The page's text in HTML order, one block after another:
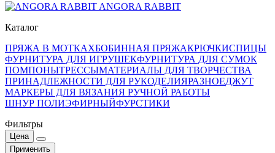
ANGORA RABBIT
Каталог
ПРЯЖА В МОТКАХБОБИННАЯ ПРЯЖАКРЮЧКИСПИЦЫ
ФУРНИТУРА ДЛЯ ИГРУШЕКФУРНИТУРА ДЛЯ СУМОК
ПОМПОНЫТРЕССЫМАТЕРИАЛЫ ДЛЯ ТВОРЧЕСТВА
ПРИНАДЛЕЖНОСТИ ДЛЯ РУКОДЕЛИЯРАЗНОЕДЖУТ
МАРКЕРЫ ДЛЯ ВЯЗАНИЯ РУЧНОЙ РАБОТЫ
ШНУР ПОЛИЭФИРНЫЙФУРСТИКИ
Фильтры
Цена
Применить